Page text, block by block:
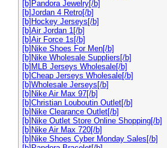
[b]Pandora Jewelry[/b]
[b]Jordan 4 Retro[/b]
[b]Hockey Jerseys[/b]
[b]Air Jordan 1[/b]
[b]Air Force 1s[/b]
[b]Nike Shoes For Men[/b]
[b]Nike Wholesale Suppliers[/b]
[b]MLB Jerseys Wholesale[/b]
[b]Cheap Jerseys Wholesale[/b]
[b]Wholesale Jerseys[/b]
[b]Nike Air Max 97[/b]
[b]Christian Louboutin Outlet[/b]
[b]Nike Clearance Outlet[/b]
[b]Nike Outlet Store Online Shopping[/b]
[b]Nike Air Max 720[/b]
[b]Nike Shoes Cyber Monday Sales[/b]